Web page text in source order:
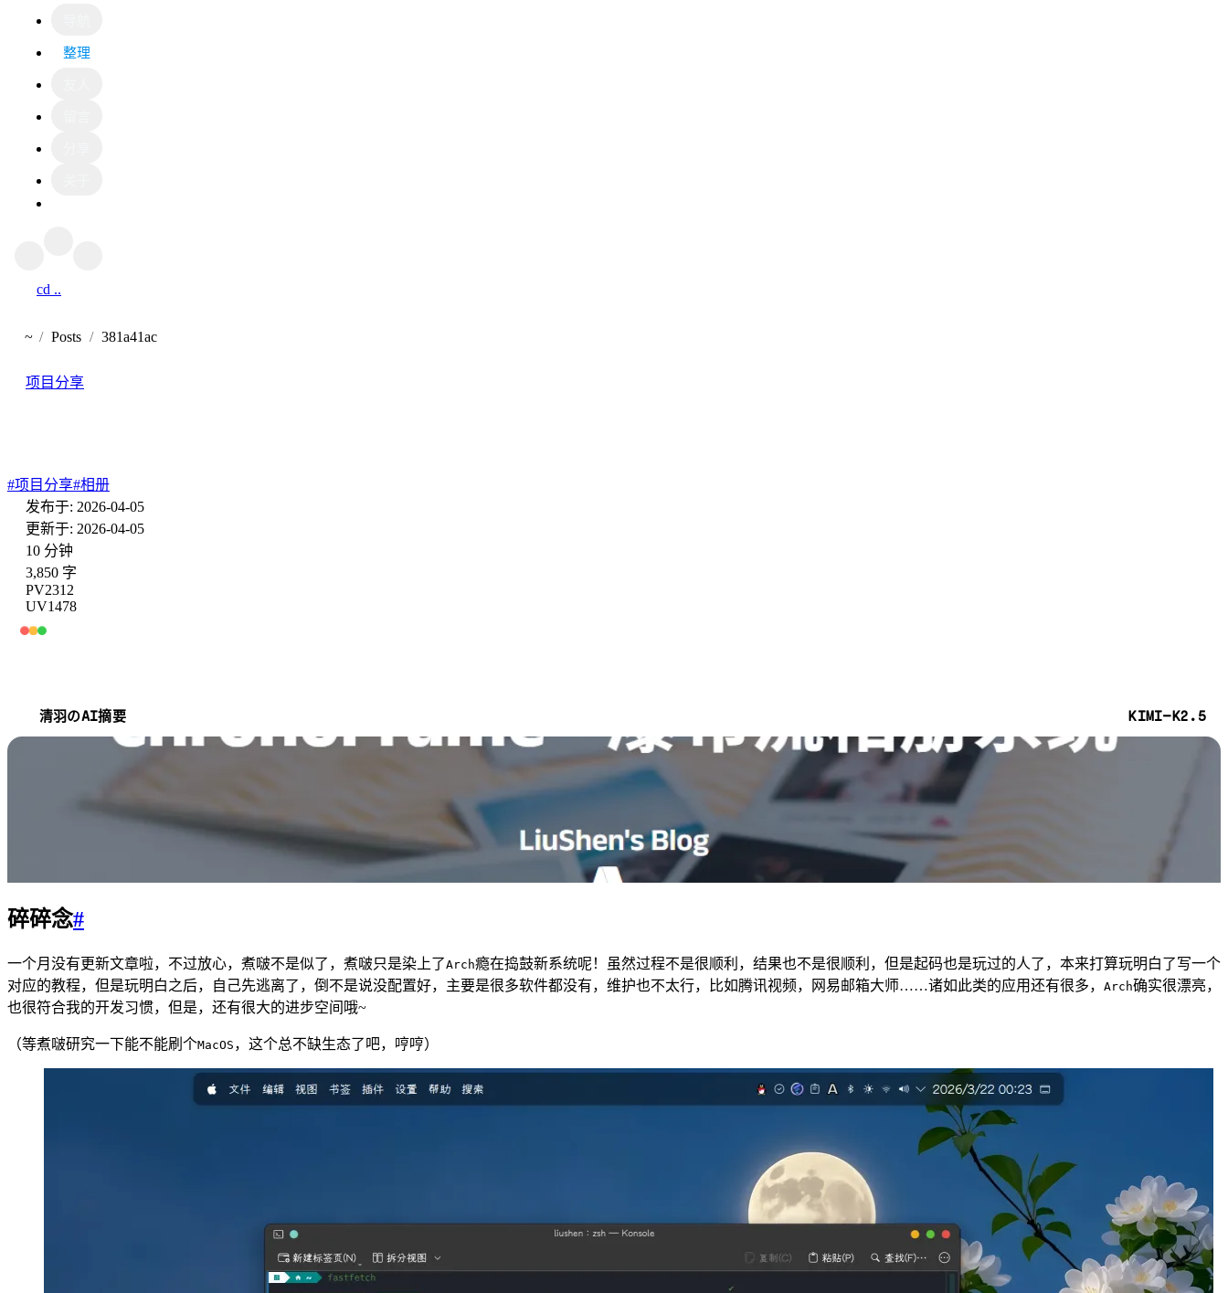
整理
cd ..
返回
~首页Posts 381a41ac
项目分享
#项目分享#相册
发布于: 2026-04-05
更新于: 2026-04-05
10 分钟
3,850 字
PV2312
UV1478
清羽のAI摘要 KIMI-K2.5
碎碎念#
一个月没有更新文章啦，不过放心，煮啵不是似了，煮啵只是染上了Arch瘾在捣鼓新系统呢！虽然过程不是很顺利，结果也不是很顺利，但是起码也是玩过的人了，本来打算玩明白了写一个
对应的教程，但是玩明白之后，自己先逃离了，倒不是说没配置好，主要是很多软件都没有，维护也不太行，比如腾讯视频，网易邮箱大师……诸如此类的应用还有很多， Arch确实很漂亮，
也很符合我的开发习惯，但是，还有很大的进步空间哦~
（等煮啵研究一下能不能刷个MacOS ，这个总不缺生态了吧，哼哼）